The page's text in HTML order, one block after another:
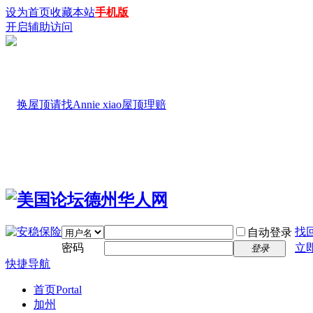
设为首页收藏本站手机版
开启辅助访问
自动登录 找
密码
登录
立
快捷导航
首页Portal
加州